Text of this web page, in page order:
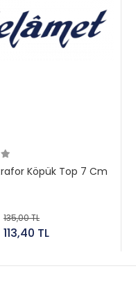
Köpük Top 7 Cm
135,00 TL
113,40 TL